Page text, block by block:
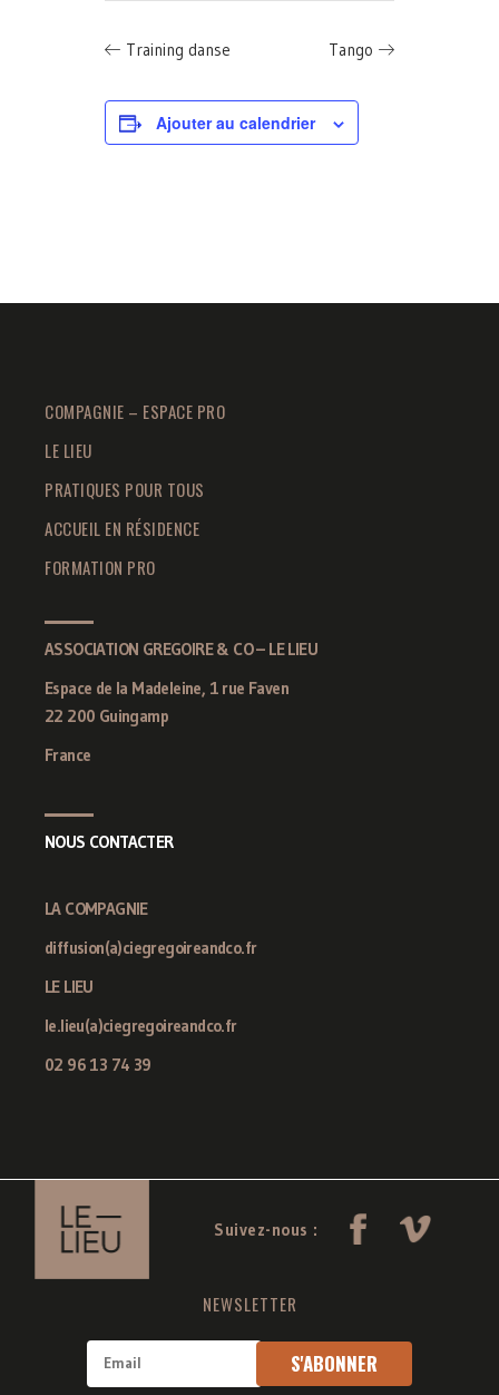
Training danse Tango
Ajouter au calendrier
COMPAGNIE – ESPACE PRO
LE LIEU
PRATIQUES POUR TOUS
ACCUEIL EN RÉSIDENCE
FORMATION PRO
ASSOCIATION GREGOIRE & CO – LE LIEU
Espace de la Madeleine, 1 rue Faven
22 200 Guingamp
France
NOUS CONTACTER
LA COMPAGNIE
diffusion(a)ciegregoireandco.fr
LE LIEU
le.lieu(a)ciegregoireandco.fr
02 96 13 74 39
Suivez-nous :
NEWSLETTER